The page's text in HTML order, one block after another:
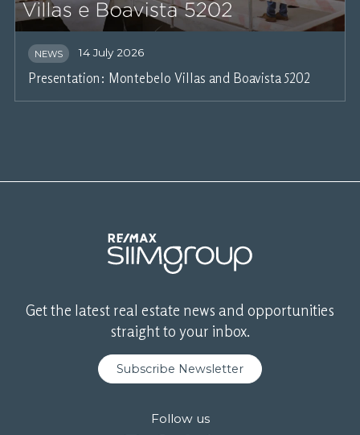
NEWS 14 July 2026
Presentation: Montebelo Villas and Boavista 5202
Get the latest real estate news and opportunities
straight to your inbox.
Subscribe Newsletter
Follow us